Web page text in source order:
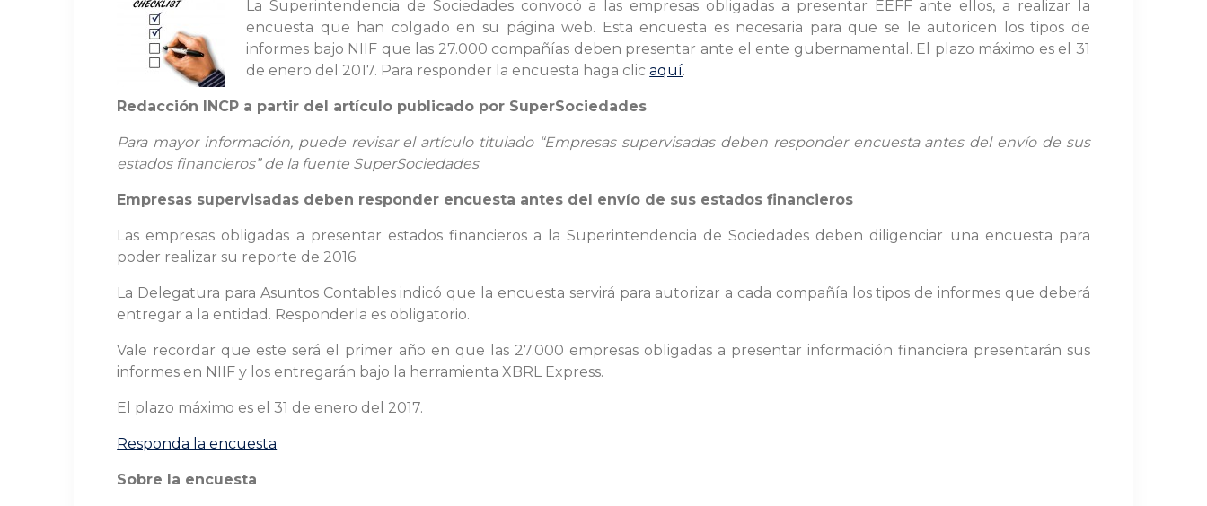
La Superintendencia de Sociedades convocó a las empresas obligadas a presentar EEFF ante ellos, a realizar la
encuesta que han colgado en su página web. Esta encuesta es necesaria para que se le autoricen los tipos de
informes bajo NIIF que las 27.000 compañías deben presentar ante el ente gubernamental. El plazo máximo es el 31
de enero del 2017. Para responder la encuesta haga clicaquí.
Redacción INCP a partir del artículo publicado por SuperSociedades
Para mayor información, puede revisar el artículo titulado “Empresas supervisadas deben responder encuesta antes del envío de sus
estados financieros” de la fuente SuperSociedades.
Empresas supervisadas deben responder encuesta antes del envío de sus estados financieros
Las empresas obligadas a presentar estados financieros a la Superintendencia de Sociedades deben diligenciar una encuesta para
poder realizar su reporte de 2016.
La Delegatura para Asuntos Contables indicó que la encuesta servirá para autorizar a cada compañía los tipos de informes que deberá
entregar a la entidad. Responderla es obligatorio.
Vale recordar que este será el primer año en que las 27.000 empresas obligadas a presentar información financiera presentarán sus
informes en NIIF y los entregarán bajo la herramienta XBRL Express.
El plazo máximo es el 31 de enero del 2017.
Responda la encuesta
Sobre la encuesta